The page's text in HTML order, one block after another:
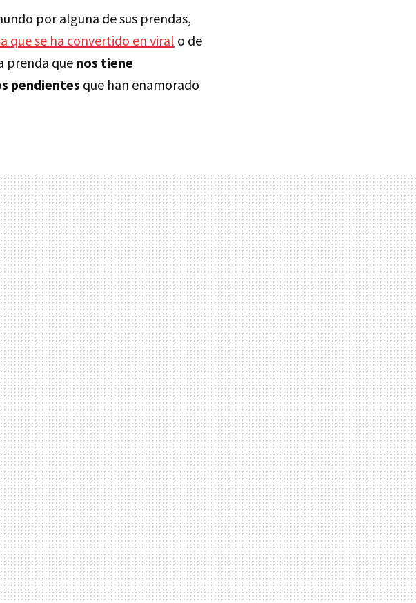
por alguna de sus prendas,
que se ha convertido en viral o de
prenda que nos tiene
pendientes que han enamorado